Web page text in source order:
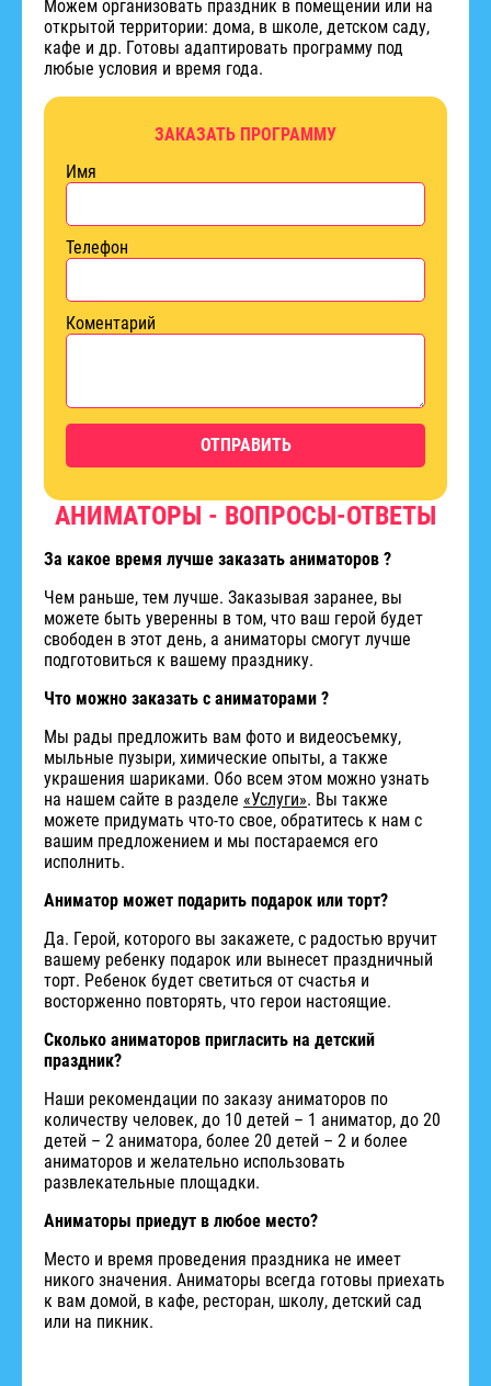
Можем организовать праздник в помещении или на
открытой территории: дома, в школе, детском саду,
кафе и др. Готовы адаптировать программу под
любые условия и время года.
ЗАКАЗАТЬ ПРОГРАММУ
Имя
Телефон
Коментарий
ОТПРАВИТЬ
АНИМАТОРЫ - ВОПРОСЫ-ОТВЕТЫ
За какое время лучше заказать аниматоров ?
Чем раньше, тем лучше. Заказывая заранее, вы
можете быть уверенны в том, что ваш герой будет
свободен в этот день, а аниматоры смогут лучше
подготовиться к вашему празднику.
Что можно заказать с аниматорами ?
Мы рады предложить вам фото и видеосъемку,
мыльные пузыри, химические опыты, а также
украшения шариками. Обо всем этом можно узнать
на нашем сайте в разделе «Услуги». Вы также
можете придумать что-то свое, обратитесь к нам с
вашим предложением и мы постараемся его
исполнить.
Аниматор может подарить подарок или торт?
Да. Герой, которого вы закажете, с радостью вручит
вашему ребенку подарок или вынесет праздничный
торт. Ребенок будет светиться от счастья и
восторженно повторять, что герои настоящие.
Сколько аниматоров пригласить на детский
праздник?
Наши рекомендации по заказу аниматоров по
количеству человек, до 10 детей – 1 аниматор, до 20
детей – 2 аниматора, более 20 детей – 2 и более
аниматоров и желательно использовать
развлекательные площадки.
Аниматоры приедут в любое место?
Место и время проведения праздника не имеет
никого значения. Аниматоры всегда готовы приехать
к вам домой, в кафе, ресторан, школу, детский сад
или на пикник.